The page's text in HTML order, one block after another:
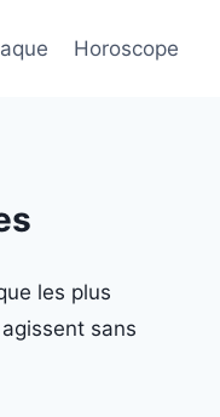
Horoscope
les plus
sans